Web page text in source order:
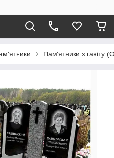
Пам'ятники з ганіту